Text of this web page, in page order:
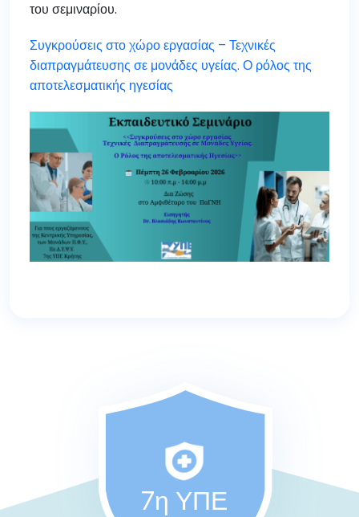
του σεμιναρίου.
Συγκρούσεις στο χώρο εργασίας – Τεχνικές
διαπραγμάτευσης σε μονάδες υγείας. Ο ρόλος της
αποτελεσματικής ηγεσίας
7η ΥΠΕ